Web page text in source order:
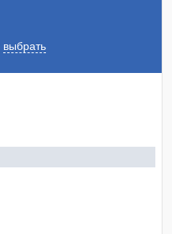
выбрать